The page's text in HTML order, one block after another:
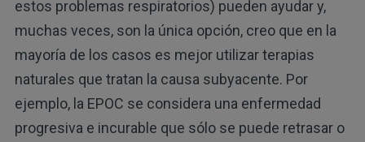
estos problemas respiratorios) pueden ayudar y,
muchas veces, son la única opción, creo que en la
mayoría de los casos es mejor utilizar terapias
naturales que tratan la causa subyacente. Por
ejemplo, la EPOC se considera una enfermedad
progresiva e incurable que sólo se puede retrasar o